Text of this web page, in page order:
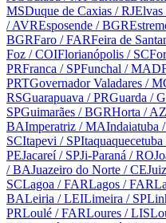
MSDuque de Caxias / RJElvas
/ AVREsposende / BGR
BGRFaro / FARFeira de
Foz / COIFlorianópolis / SC
PRFranca / SPFunchal / MAD
PRTGovernador Valadares /
RSGuarapuava / PRGuarda /
SPGuimarães / BGRHorta /
BAImperatriz / MAIndaiatuba
SCItapevi / SPItaquaquecetuba
PEJacareí/ SPJi-Paraná / RO
/ BAJuazeiro do Norte / CE
SCLagoa / FARLagos / FAR
BALeiria / LEILimeira / SP
PRLoulé / FARLoures / LIS